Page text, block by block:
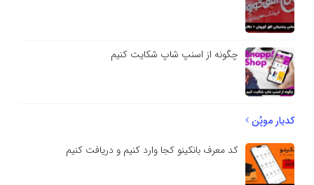
چگونه از اسنپ شاپ شکایت کنیم
کدیار موپُن
کد معرف بانکینو کجا وارد کنیم و دریافت کنیم